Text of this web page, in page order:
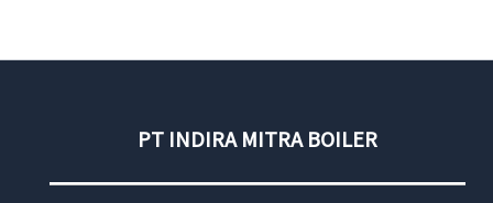
PT INDIRA MITRA BOILER